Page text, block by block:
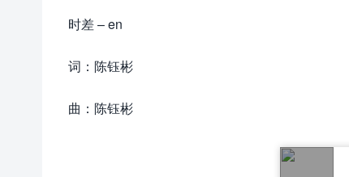
时差 – en
词：陈钰彬
曲：陈钰彬